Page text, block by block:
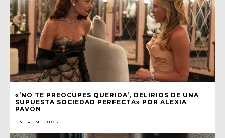
«’NO TE PREOCUPES QUERIDA’, DELIRIOS DE UNA
SUPUESTA SOCIEDAD PERFECTA» POR ALEXIA
PAVÓN
ENTREMEDIOS